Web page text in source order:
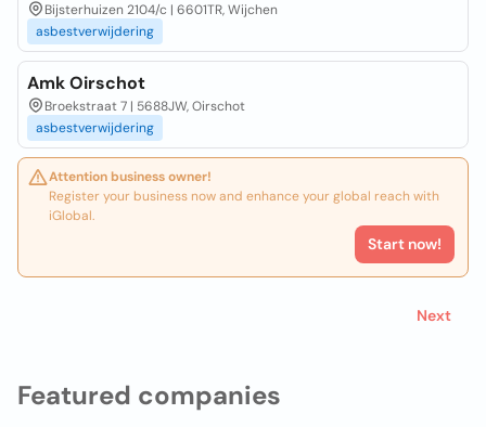
Featured companies
Bijsterhuizen 2104/c | 6601TR, Wijchen
asbestverwijdering
Amk Oirschot
Broekstraat 7 | 5688JW, Oirschot
asbestverwijdering
Attention business owner!
Register your business now and enhance your global reach with
iGlobal.
Start now!
Next